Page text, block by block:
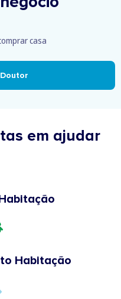
casa
em ajudar
Habitação